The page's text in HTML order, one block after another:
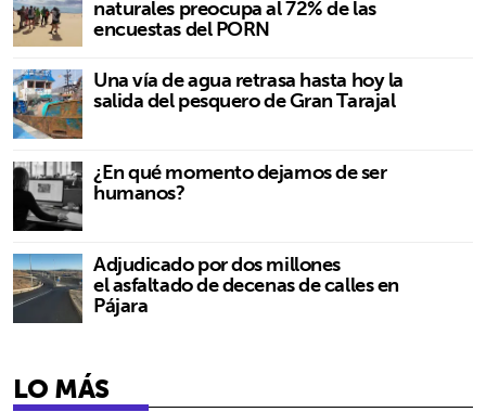
naturales preocupa al 72% de las
encuestas del PORN
Una vía de agua retrasa hasta hoy la
salida del pesquero de Gran Tarajal
¿En qué momento dejamos de ser
humanos?
Adjudicado por dos millones
el asfaltado de decenas de calles en
Pájara
LO MÁS